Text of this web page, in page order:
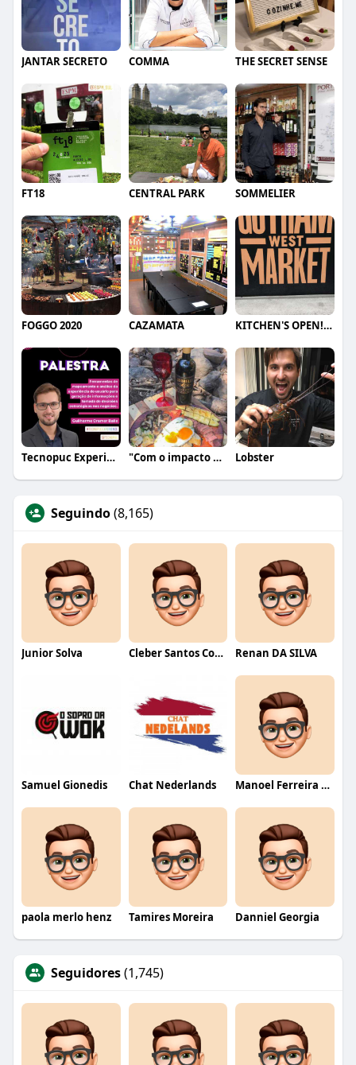
JANTAR SECRETO COMMA THE SECRET SENSE
FT18 CENTRAL PARK SOMMELIER
FOGGO 2020 CAZAMATA KITCHEN'S OPEN!!!! GOTHAM WEST MARKET - NY (
Tecnopuc Experience "Com o impacto da tecnologia em nossas vidas, a Lobster
Seguindo(8,165)
Junior Solva Cleber Santos Costa Renan DA SILVA
Samuel Gionedis Chat Nederlands Manoel Ferreira dos Santos junior
paola merlo henz Tamires Moreira Danniel Georgia
Seguidores(1,745)